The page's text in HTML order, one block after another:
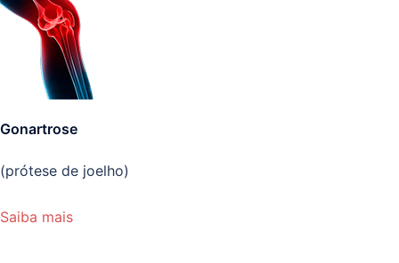
Gonartrose
(prótese de joelho)
Saiba mais